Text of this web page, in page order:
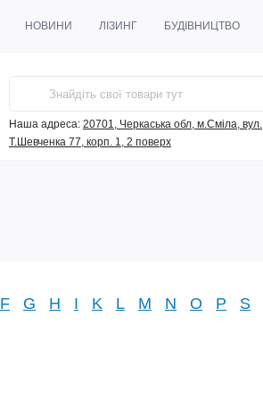
НОВИНИ ЛІЗИНГ БУДІВНИЦТВО
Наша адреса: 20701, Черкаська обл, м.Сміла, вул.
Т.Шевченка 77, корп. 1, 2 поверх
F G H I K L M N O P S